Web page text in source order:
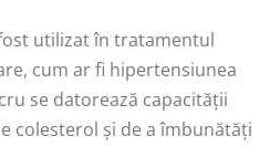
utilizat în tratamentul
cum ar fi hipertensiunea
se datorează capacității
colesterol și de a îmbunătăți